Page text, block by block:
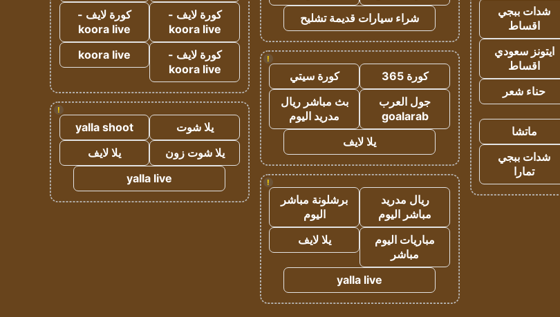
شدات ببجي
اقساط
ايتونز سعودي
اقساط
حناء شعر
ماتشا
شدات ببجي
تمارا
شراء سيارات قديمة تشليح
!
كورة 365
كورة سيتي
جول العرب
goalarab
بث مباشر ريال
مدريد اليوم
يلا لايف
!
ريال مدريد
مباشر اليوم
برشلونة مباشر
اليوم
مباريات اليوم
مباشر
يلا لايف
yalla live
كورة لايف -
koora live
كورة لايف -
koora live
كورة لايف -
koora live
koora live
!
يلا شوت
yalla shoot
يلا شوت زون
يلا لايف
yalla live